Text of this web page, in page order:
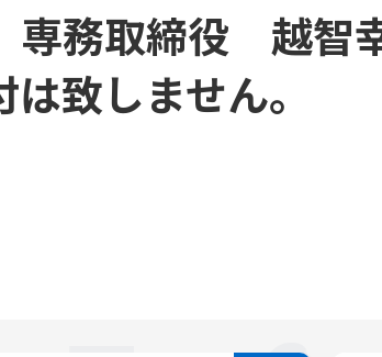
務取締役 越智
致しません。